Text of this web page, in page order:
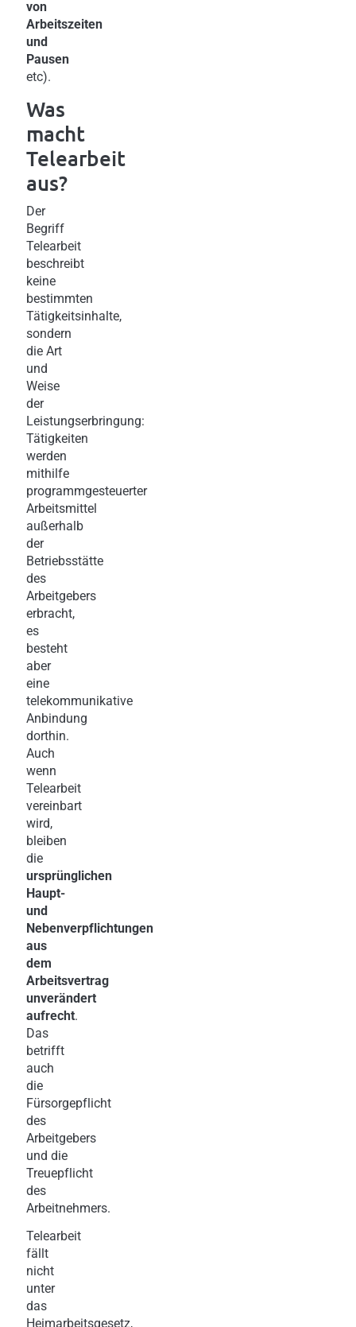
von
Arbeitszeiten
und
Pausen
etc).
Was
macht
Telearbeit
aus?
Der
Begriff
Telearbeit
beschreibt
keine
bestimmten
Tätigkeitsinhalte,
sondern
die Art
und
Weise
der
Leistungserbringung:
Tätigkeiten
werden
mithilfe
programmgesteuerter
Arbeitsmittel
außerhalb
der
Betriebsstätte
des
Arbeitgebers
erbracht,
es
besteht
aber
eine
telekommunikative
Anbindung
dorthin.
Auch
wenn
Telearbeit
vereinbart
wird,
bleiben
die
ursprünglichen
Haupt-
und
Nebenverpflichtungen
aus
dem
Arbeitsvertrag
unverändert
aufrecht.
Das
betrifft
auch
die
Fürsorgepflicht
des
Arbeitgebers
und die
Treuepflicht
des
Arbeitnehmers.
Telearbeit
fällt
nicht
unter
das
Heimarbeitsgesetz,